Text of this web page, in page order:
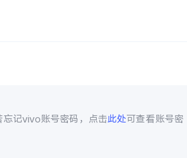
记vivo账号密码，点击此处可查看账号密